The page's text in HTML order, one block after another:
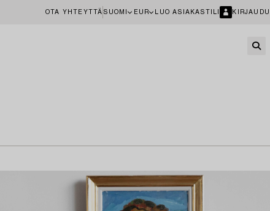
OTA YHTEYTTÄ SUOMI EUR LUO ASIAKASTILI KIRJAUDU